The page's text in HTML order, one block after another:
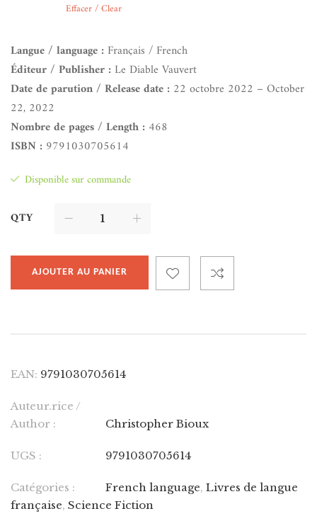
Effacer / Clear
Langue / language : Français / French
Éditeur / Publisher : Le Diable Vauvert
Date de parution / Release date : 22 octobre 2022 – October
22, 2022
Nombre de pages / Length : 468
ISBN : 9791030705614
Disponible sur commande
QTY
AJOUTER AU PANIER
EAN: 9791030705614
Auteur.rice /
Author :
Christopher Bioux
UGS : 9791030705614
Catégories : French language, Livres de langue
française, Science Fiction